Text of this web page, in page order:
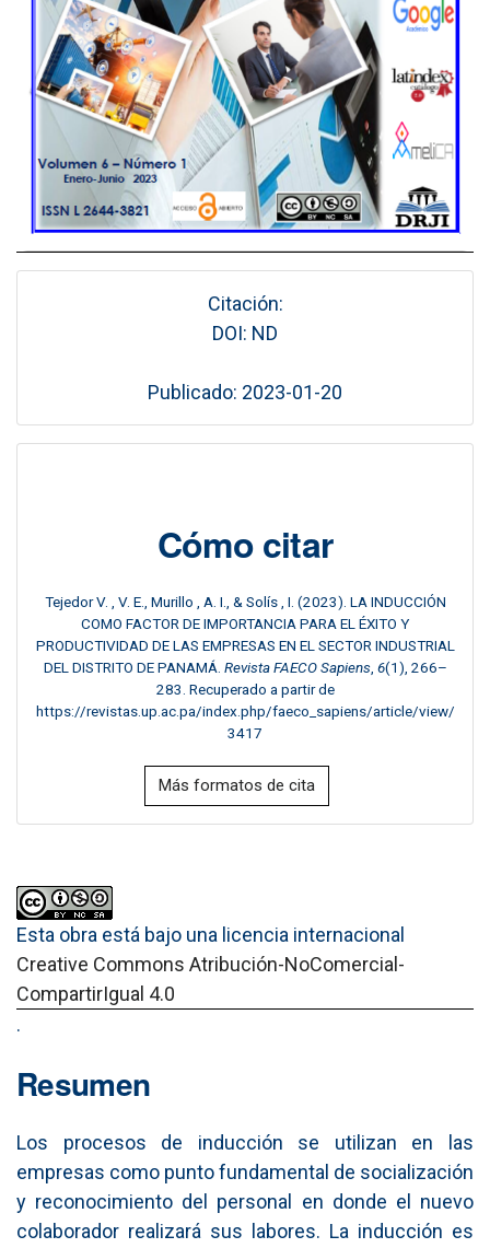
Citación:
DOI: ND
Publicado: 2023-01-20
Cómo citar
Tejedor V. , V. E., Murillo , A. I., & Solís , I. (2023). LA INDUCCIÓN
COMO FACTOR DE IMPORTANCIA PARA EL ÉXITO Y
PRODUCTIVIDAD DE LAS EMPRESAS EN EL SECTOR INDUSTRIAL
DEL DISTRITO DE PANAMÁ. Revista FAECO Sapiens, 6(1), 266–
283. Recuperado a partir de
https://revistas.up.ac.pa/index.php/faeco_sapiens/article/view/
3417
Más formatos de cita
Esta obra está bajo una licencia internacional
Creative Commons Atribución-NoComercial-
CompartirIgual 4.0
.
Resumen
Los procesos de inducción se utilizan en las
empresas como punto fundamental de socialización
y reconocimiento del personal en donde el nuevo
colaborador realizará sus labores. La inducción es